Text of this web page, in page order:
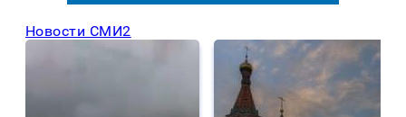
Новости СМИ2